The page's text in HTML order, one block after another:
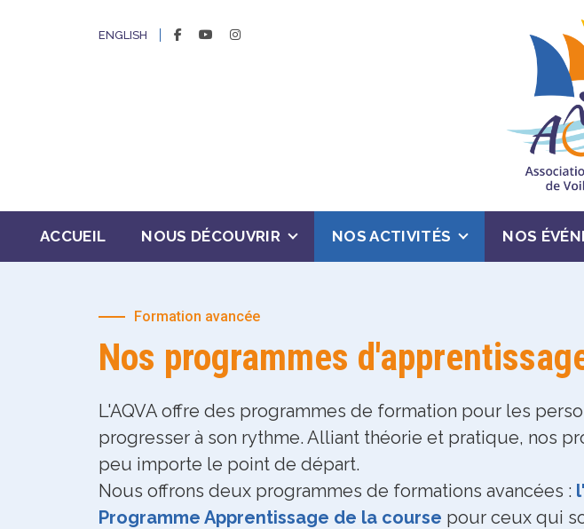
ENGLISH FACEBOOKYOUTUBE
INSTAGRAM
ACCUEIL NOUS DÉCOUVRIR NOS ACTIVITÉS NOS
Formation avancée
Nos programmes
L'AQVA offre des programmes de formation pour les
progresser à son rythme. Alliant théorie et pratique, nos
peu importe le point de départ.
Nous offrons deux programmes de formations avancées :
Programme Apprentissage de la course pour ceux qui